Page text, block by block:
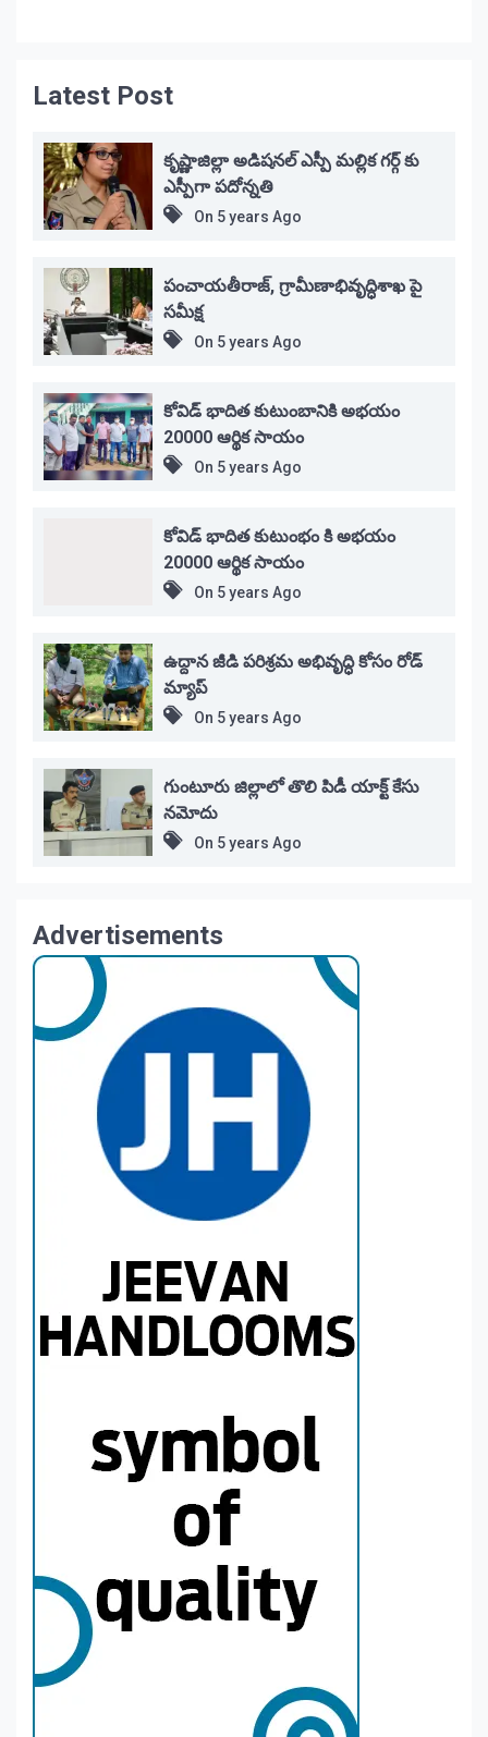
Latest Post
కృష్ణాజిల్లా అడిషనల్ ఎస్పీ మల్లిక గర్గ్ కు
ఎస్పీగా పదోన్నతి
On 5 years Ago
పంచాయతీరాజ్, గ్రామీణాభివృద్ధిశాఖ పై
సమీక్ష
On 5 years Ago
కోవిడ్ భాదిత కుటుంబానికి అభయం
20000 ఆర్థిక సాయం
On 5 years Ago
కోవిడ్ భాదిత కుటుంభం కి అభయం
20000 ఆర్థిక సాయం
On 5 years Ago
ఉద్దాన జీడి పరిశ్రమ అభివృద్ధి కోసం రోడ్
మ్యాప్
On 5 years Ago
గుంటూరు జిల్లాలో తొలి పిడీ యాక్ట్ కేసు
నమోదు
On 5 years Ago
Advertisements